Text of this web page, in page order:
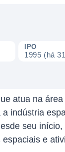
IPO
1995 (há
atua na
indústria
seu
e